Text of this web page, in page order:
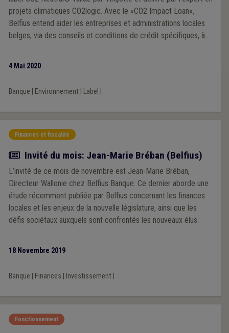
projets climatiques CO2logic. Avec le «CO2 Impact Loan»,
Belfius entend aider les entreprises et administrations locales
belges, via des conseils et conditions de crédit spécifiques, à
4 Mai 2020
Banque Environnement| Label
Finances et fiscalité
Article
Invité du mois: Jean-Marie Bréban (Belfius)
L’invité de ce mois de novembre est Jean-Marie Bréban,
Directeur Wallonie chez Belfius Banque. Ce dernier aborde une
étude récemment publiée par Belfius concernant les finances
locales et les enjeux de la nouvelle législature, ainsi que les
défis sociétaux auxquels sont confrontés les nouveaux élus.
18 Novembre 2019
Banque Finances Investissement|
Fonctionnement